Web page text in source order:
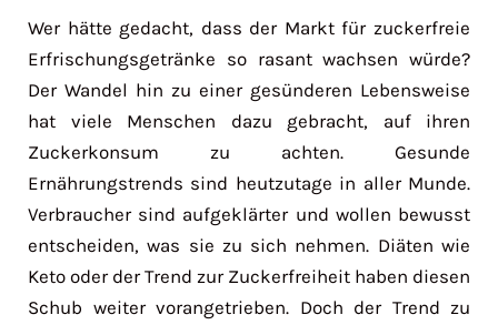
Wer hätte gedacht, dass der Markt für zuckerfreie
Erfrischungsgetränke so rasant wachsen würde?
Der Wandel hin zu einer gesünderen Lebensweise
hat viele Menschen dazu gebracht, auf ihren
Zuckerkonsum zu achten. Gesunde
Ernährungstrends sind heutzutage in aller Munde.
Verbraucher sind aufgeklärter und wollen bewusst
entscheiden, was sie zu sich nehmen. Diäten wie
Keto oder der Trend zur Zuckerfreiheit haben diesen
Schub weiter vorangetrieben. Doch der Trend zu